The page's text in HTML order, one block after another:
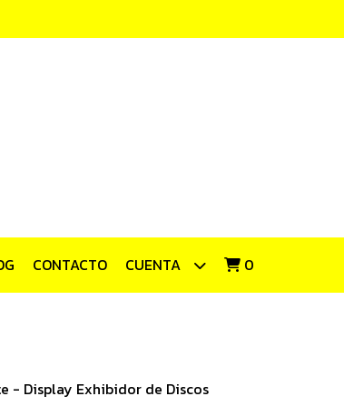
CONTACTO CUENTA 0
- Display Exhibidor de Discos